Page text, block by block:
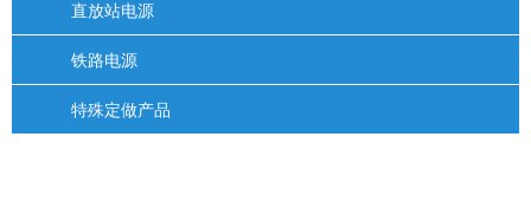
直放站电源
铁路电源
特殊定做产品